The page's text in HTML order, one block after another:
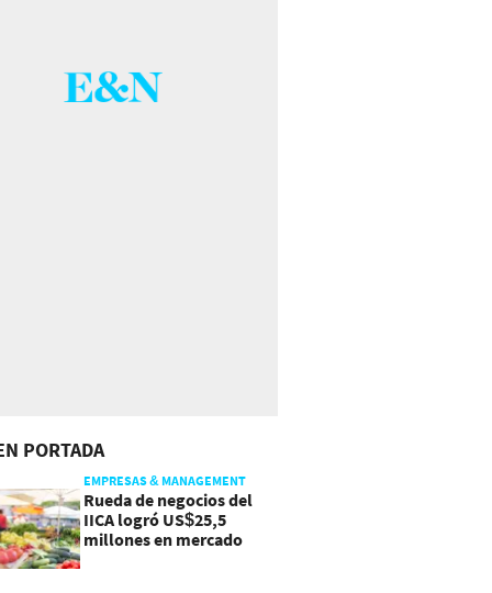
PORTADA
EMPRESAS & MANAGEMENT
Rueda de negocios del
IICA logró US$25,5
millones en mercado